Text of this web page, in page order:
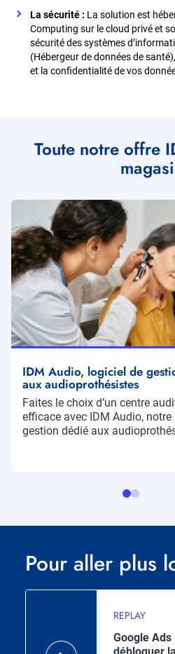
La sécurité : La solution est
Computing sur le cloud privé et
sécurité des systèmes
(Hébergeur de données de
et la confidentialité de vos
Toute notre offre
Illustration
IDM Audio, logiciel de
aux audioprothésistes
Résumé
Faites le choix d’un centre
efficace avec IDM Audio,
gestion dédié aux
Pour aller plus
REPLAY
Google